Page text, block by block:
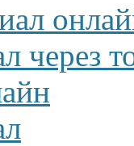
через